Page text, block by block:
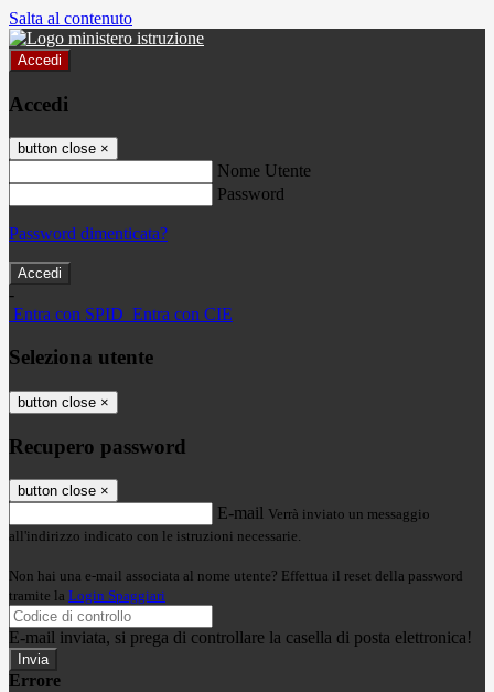
Salta al contenuto
Accedi
Accedi
button close ×
Nome Utente
Password
Password dimenticata?
-
Entra con SPID Entra con CIE
Seleziona utente
button close ×
Recupero password
button close ×
E-mail Verrà inviato un messaggio
all'indirizzo indicato con le istruzioni necessarie.
Non hai una e-mail associata al nome utente? Effettua il reset della password
tramite la Login Spaggiari
E-mail inviata, si prega di controllare la casella di posta elettronica!
Errore